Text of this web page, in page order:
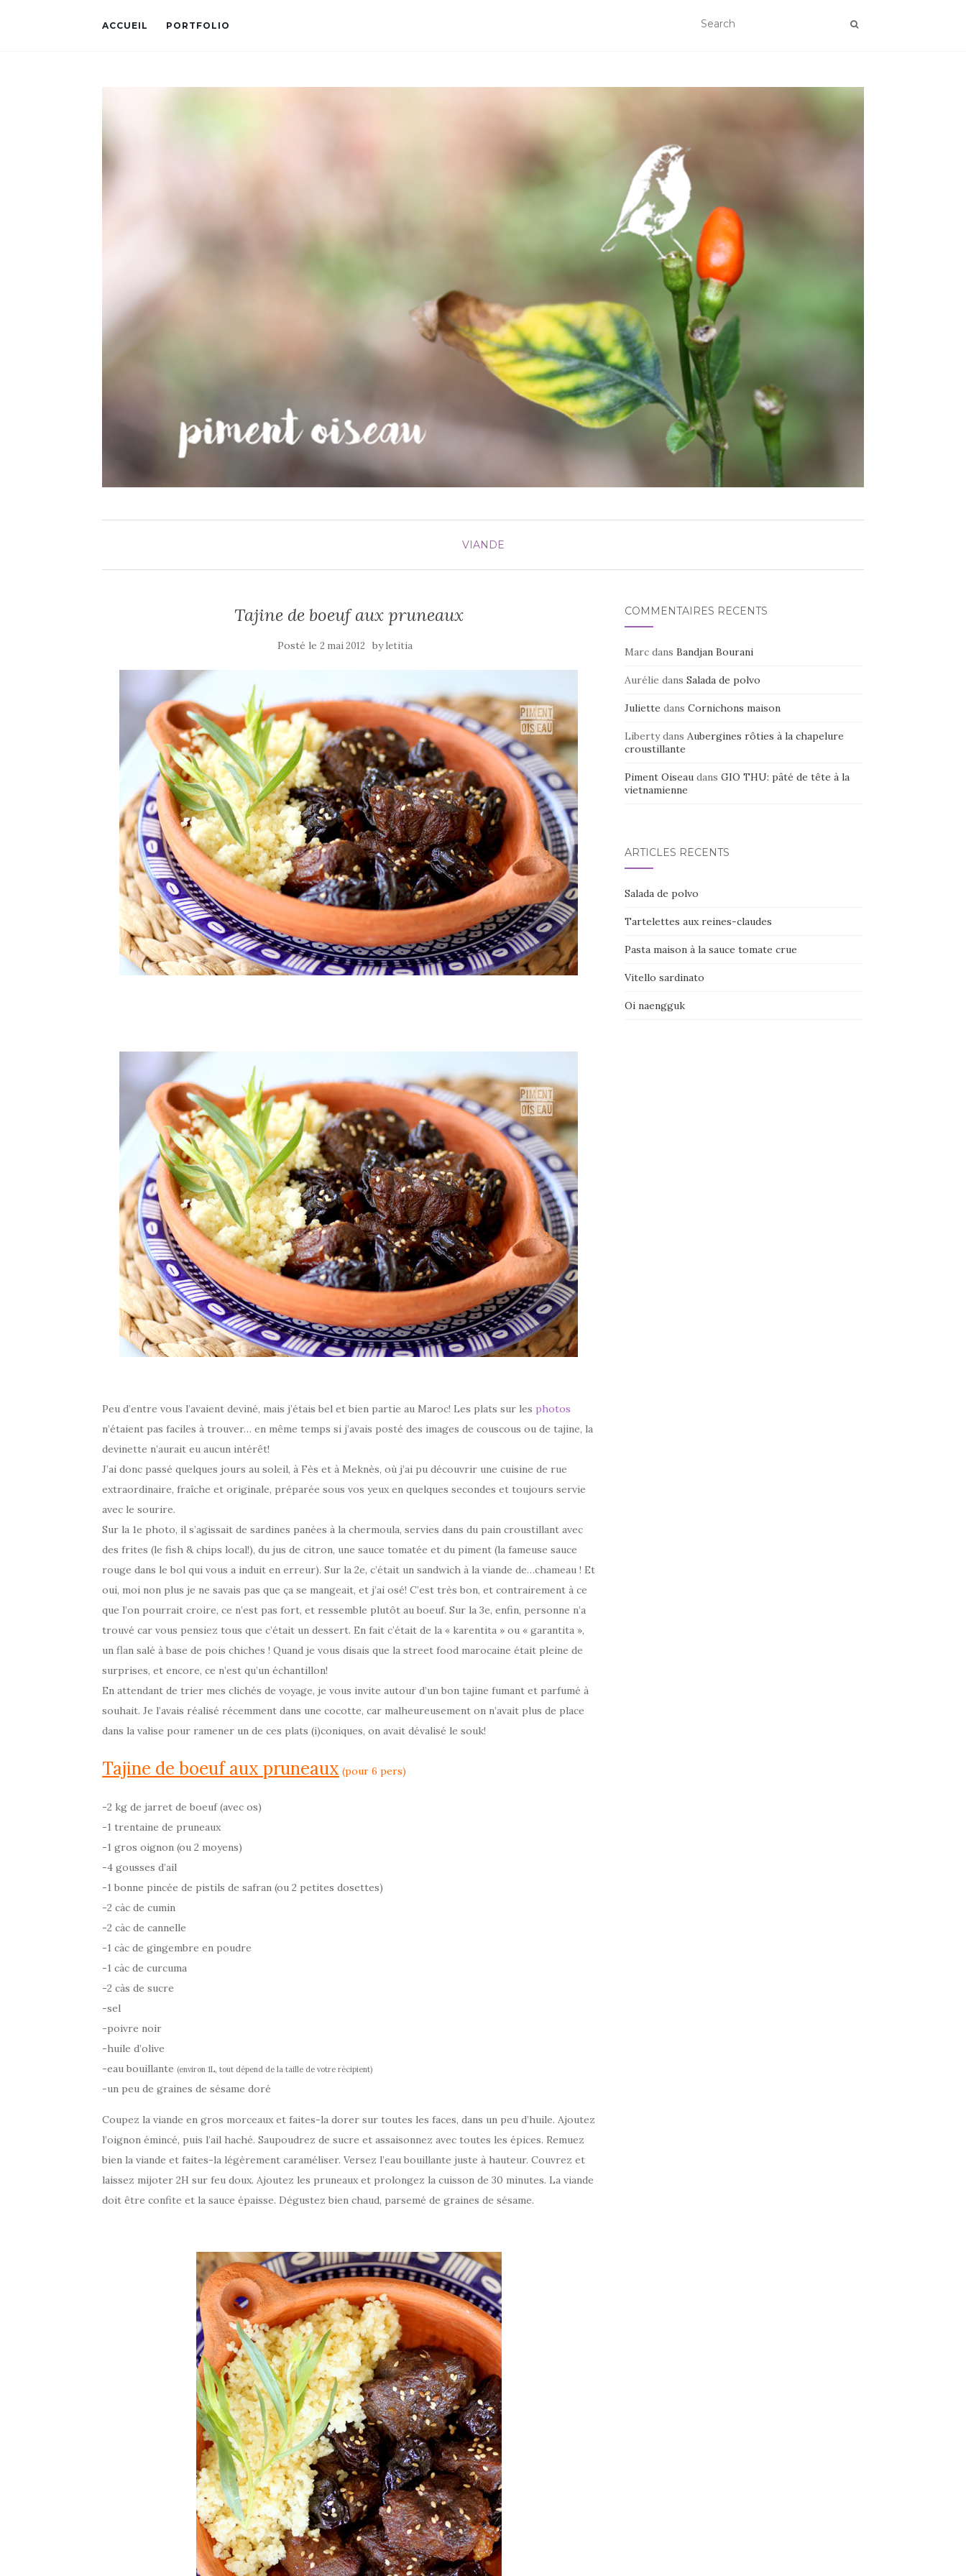
ACCUEIL PORTFOLIO
VIANDE
Tajine de boeuf aux pruneaux
Posté le2 mai 2012 byletitia
Peu d’entre vous l’avaient deviné, mais j’étais bel et bien partie au Maroc! Les plats sur les photos
n’étaient pas faciles à trouver… en même temps si j’avais posté des images de couscous ou de tajine, la
devinette n’aurait eu aucun intérêt!
J’ai donc passé quelques jours au soleil, à Fès et à Meknès, où j’ai pu découvrir une cuisine de rue
extraordinaire, fraîche et originale, préparée sous vos yeux en quelques secondes et toujours servie
avec le sourire.
Sur la 1e photo, il s’agissait de sardines panées à la chermoula, servies dans du pain croustillant avec
des frites (le fish & chips local!), du jus de citron, une sauce tomatée et du piment (la fameuse sauce
rouge dans le bol qui vous a induit en erreur). Sur la 2e, c’était un sandwich à la viande de…chameau ! Et
oui, moi non plus je ne savais pas que ça se mangeait, et j’ai osé! C’est très bon, et contrairement à ce
que l’on pourrait croire, ce n’est pas fort, et ressemble plutôt au boeuf. Sur la 3e, enfin, personne n’a
trouvé car vous pensiez tous que c’était un dessert. En fait c’était de la « karentita » ou « garantita »,
un flan salé à base de pois chiches ! Quand je vous disais que la street food marocaine était pleine de
surprises, et encore, ce n’est qu’un échantillon!
En attendant de trier mes clichés de voyage, je vous invite autour d’un bon tajine fumant et parfumé à
souhait. Je l’avais réalisé récemment dans une cocotte, car malheureusement on n’avait plus de place
dans la valise pour ramener un de ces plats (i)coniques, on avait dévalisé le souk!
Tajine de boeuf aux pruneaux (pour 6 pers)
-2 kg de jarret de boeuf (avec os)
-1 trentaine de pruneaux
-1 gros oignon (ou 2 moyens)
-4 gousses d’ail
-1 bonne pincée de pistils de safran (ou 2 petites dosettes)
-2 càc de cumin
-2 càc de cannelle
-1 càc de gingembre en poudre
-1 càc de curcuma
-2 càs de sucre
-sel
-poivre noir
-huile d’olive
-eau bouillante (environ 1L, tout dépend de la taille de votre récipient)
-un peu de graines de sésame doré
Coupez la viande en gros morceaux et faites-la dorer sur toutes les faces, dans un peu d’huile. Ajoutez
l’oignon émincé, puis l’ail haché. Saupoudrez de sucre et assaisonnez avec toutes les épices. Remuez
bien la viande et faites-la légèrement caraméliser. Versez l’eau bouillante juste à hauteur. Couvrez et
laissez mijoter 2H sur feu doux. Ajoutez les pruneaux et prolongez la cuisson de 30 minutes. La viande
doit être confite et la sauce épaisse. Dégustez bien chaud, parsemé de graines de sésame.
COMMENTAIRES RÉCENTS
Marcdans Bandjan Bourani
Aurélie dans Salada de polvo
Juliette dans Cornichons maison
Libertydans Aubergines rôties à la chapelure
croustillante
Piment Oiseaudans GIO THU: pâté de tête à la
vietnamienne
ARTICLES RÉCENTS
Salada de polvo
Tartelettes aux reines-claudes
Pasta maison à la sauce tomate crue
Vitello sardinato
Oi naengguk